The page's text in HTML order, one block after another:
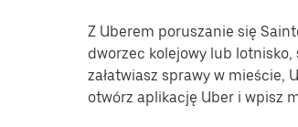
Z Uberem poruszanie się
dworzec kolejowy lub
załatwiasz sprawy w mieście,
otwórz aplikację Uber i wpisz